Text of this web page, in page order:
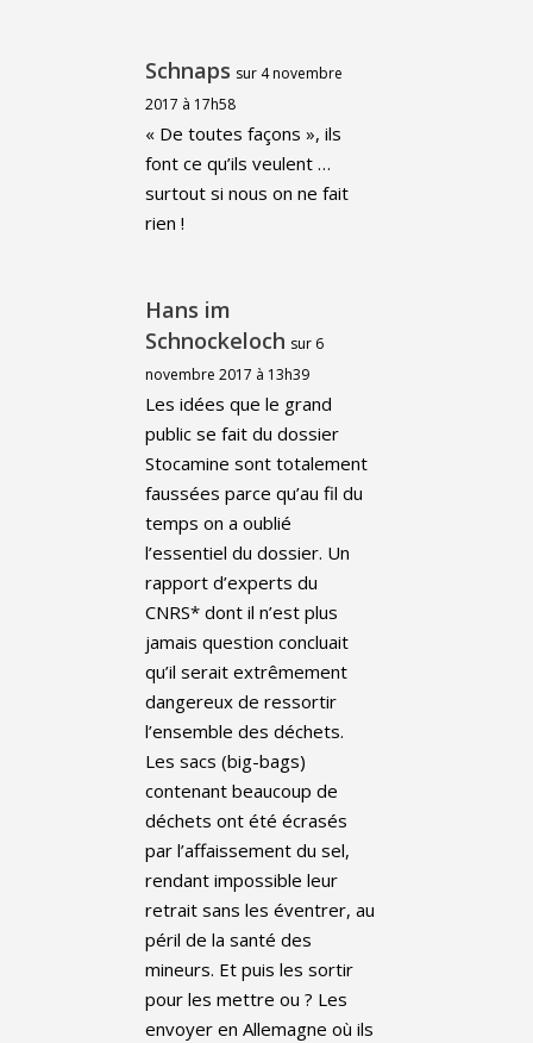
Schnaps sur 4 novembre
2017 à 17h58
« De toutes façons », ils
font ce qu’ils veulent …
surtout si nous on ne fait
rien !
Hans im
Schnockeloch sur 6
novembre 2017 à 13h39
Les idées que le grand
public se fait du dossier
Stocamine sont totalement
faussées parce qu’au fil du
temps on a oublié
l’essentiel du dossier. Un
rapport d’experts du
CNRS* dont il n’est plus
jamais question concluait
qu’il serait extrêmement
dangereux de ressortir
l’ensemble des déchets.
Les sacs (big-bags)
contenant beaucoup de
déchets ont été écrasés
par l’affaissement du sel,
rendant impossible leur
retrait sans les éventrer, au
péril de la santé des
mineurs. Et puis les sortir
pour les mettre ou ? Les
envoyer en Allemagne où ils